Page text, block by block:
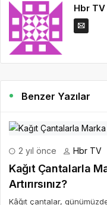
Hbr TV
Benzer Yazılar
2 yıl önce Hbr TV
Kağıt Çantalarla
Artırırsınız?
Kâğıt çantalar,